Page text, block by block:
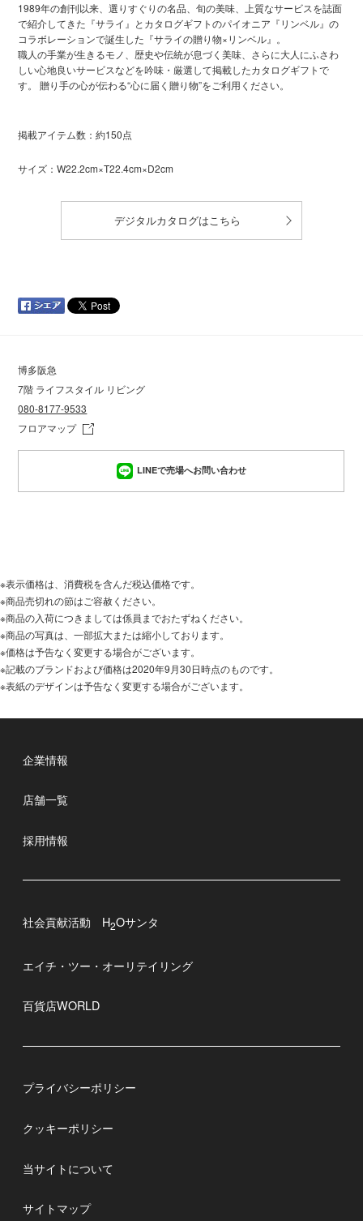
1989年の創刊以来、選りすぐりの名品、旬の美味、上質なサービスを誌面
で紹介してきた『サライ』とカタログギフトのパイオニア『リンベル』の
コラボレーションで誕生した『サライの贈り物×リンベル』。
職人の手業が生きるモノ、歴史や伝統が息づく美味、さらに大人にふさわ
しい心地良いサービスなどを吟味・厳選して掲載したカタログギフトで
す。 贈り手の心が伝わる“心に届く贈り物”をご利用ください。
掲載アイテム数：約150点
サイズ：W22.2cm×T22.4cm×D2cm
デジタルカタログはこちら
博多阪急
7階 ライフスタイル リビング
080-8177-9533
フロアマップ
LINEで売場へお問い合わせ
※表示価格は、消費税を含んだ税込価格です。
※商品売切れの節はご容赦ください。
※商品の入荷につきましては係員までおたずねください。
※商品の写真は、一部拡大または縮小しております。
※価格は予告なく変更する場合がございます。
※記載のブランドおよび価格は2020年9月30日時点のものです。
※表紙のデザインは予告なく変更する場合がございます。
企業情報
店舗一覧
採用情報
社会貢献活動 H2Oサンタ
エイチ・ツー・オーリテイリング
百貨店WORLD
プライバシーポリシー
クッキーポリシー
当サイトについて
サイトマップ